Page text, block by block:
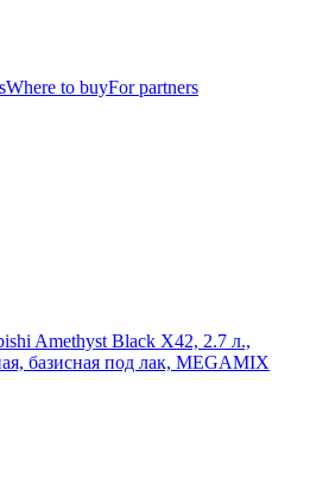
Where to buyFor partners
Amethyst Black X42, 2.7 л.,
базисная под лак, MEGAMIX